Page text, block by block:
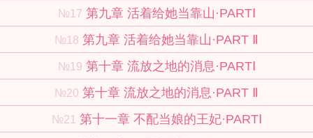
№17 第九章 活着给她当靠山·PARTⅠ
№18 第九章 活着给她当靠山·PART Ⅱ
№19 第十章 流放之地的消息·PARTⅠ
№20 第十章 流放之地的消息·PART Ⅱ
№21 第十一章 不配当娘的王妃·PARTⅠ